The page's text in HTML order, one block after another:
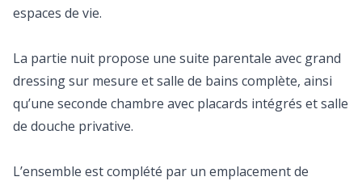
espaces de vie.
La partie nuit propose une suite parentale avec grand
dressing sur mesure et salle de bains complète, ainsi
qu’une seconde chambre avec placards intégrés et salle
de douche privative.
L’ensemble est complété par un emplacement de